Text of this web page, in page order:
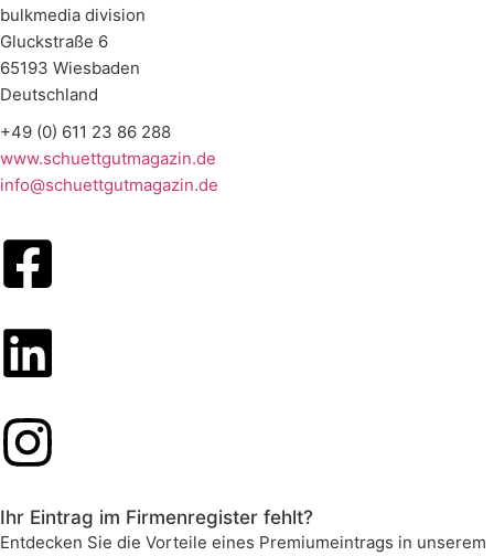
bulkmedia division
Gluckstraße 6
65193 Wiesbaden
Deutschland
+49 (0) 611 23 86 288
www.schuettgutmagazin.de
info@schuettgutmagazin.de
Ihr Eintrag im Firmenregister fehlt?
Entdecken Sie die Vorteile eines Premiumeintrags in unserem